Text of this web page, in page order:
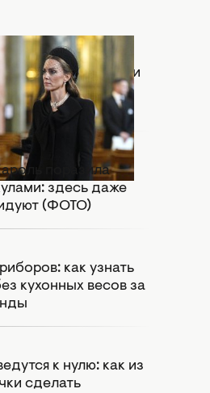
Кейт Миддлтон и
в громкий
поразила
здесь даже
(ФОТО)
как узнать
кухонных весов за
к нулю: как из
сделать